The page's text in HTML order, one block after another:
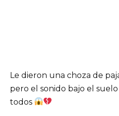
Le dieron una choza de
pero el sonido bajo el
todos